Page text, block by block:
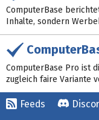
ComputerBase
Inhalte, sondern
ComputerBase Pro ist
zugleich faire Variante
Feeds